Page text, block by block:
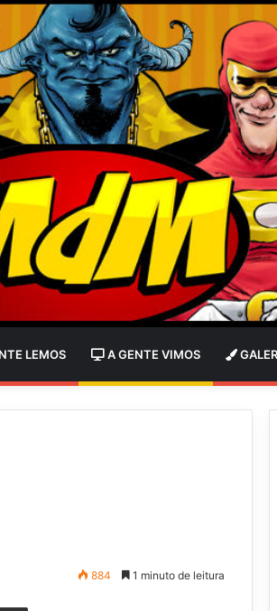
LEMOS A GENTE VIMOS
884 1 minuto de leitura